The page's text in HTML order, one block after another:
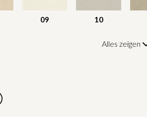
09 10
Alles zeigen